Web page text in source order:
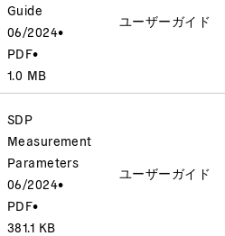
Guide
06/2024•
PDF•
1.0 MB
ユーザーガイド
SDP
Measurement
Parameters
06/2024•
PDF•
381.1 KB
ユーザーガイド